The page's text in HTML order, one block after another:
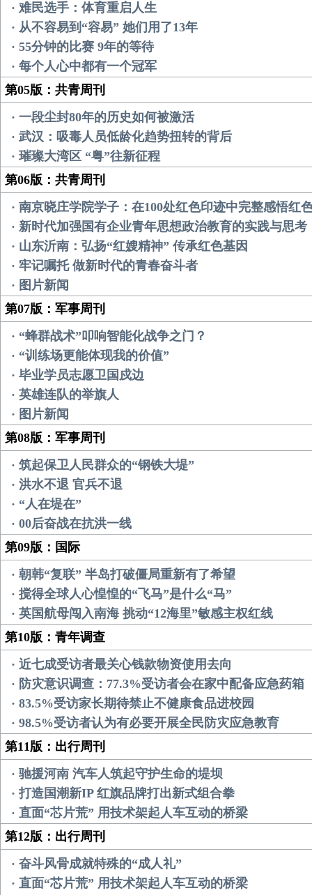
· 难民选手：体育重启人生
· 从不容易到“容易” 她们用了13年
· 55分钟的比赛 9年的等待
· 每个人心中都有一个冠军
第05版：共青周刊
· 一段尘封80年的历史如何被激活
· 武汉：吸毒人员低龄化趋势扭转的背后
· 璀璨大湾区 “粤”往新征程
第06版：共青周刊
· 南京晓庄学院学子：在100处红色印迹中完整感悟红
· 新时代加强国有企业青年思想政治教育的实践与思考
· 山东沂南：弘扬“红嫂精神” 传承红色基因
· 牢记嘱托 做新时代的青春奋斗者
· 图片新闻
第07版：军事周刊
· “蜂群战术”叩响智能化战争之门？
· “训练场更能体现我的价值”
· 毕业学员志愿卫国戍边
· 英雄连队的举旗人
· 图片新闻
第08版：军事周刊
· 筑起保卫人民群众的“钢铁大堤”
· 洪水不退 官兵不退
· “人在堤在”
· 00后奋战在抗洪一线
第09版：国际
· 朝韩“复联” 半岛打破僵局重新有了希望
· 搅得全球人心惶惶的“飞马”是什么“马”
· 英国航母闯入南海 挑动“12海里”敏感主权红线
第10版：青年调查
· 近七成受访者最关心钱款物资使用去向
· 防灾意识调查：77.3%受访者会在家中配备应急药箱
· 83.5%受访家长期待禁止不健康食品进校园
· 98.5%受访者认为有必要开展全民防灾应急教育
第11版：出行周刊
· 驰援河南 汽车人筑起守护生命的堤坝
· 打造国潮新IP 红旗品牌打出新式组合拳
· 直面“芯片荒” 用技术架起人车互动的桥梁
第12版：出行周刊
· 奋斗风骨成就特殊的“成人礼”
· 直面“芯片荒” 用技术架起人车互动的桥梁